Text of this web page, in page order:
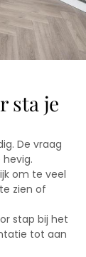
sta je
De vraag
om te veel
zien of
stap bij het
tot aan